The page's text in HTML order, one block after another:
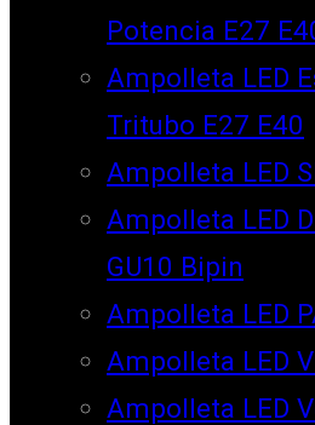
Potencia E27
Ampolleta LED
Tritubo E27 E40
Ampolleta LED
Ampolleta LED
GU10 Bipin
Ampolleta LED
Ampolleta LED
Ampolleta LED